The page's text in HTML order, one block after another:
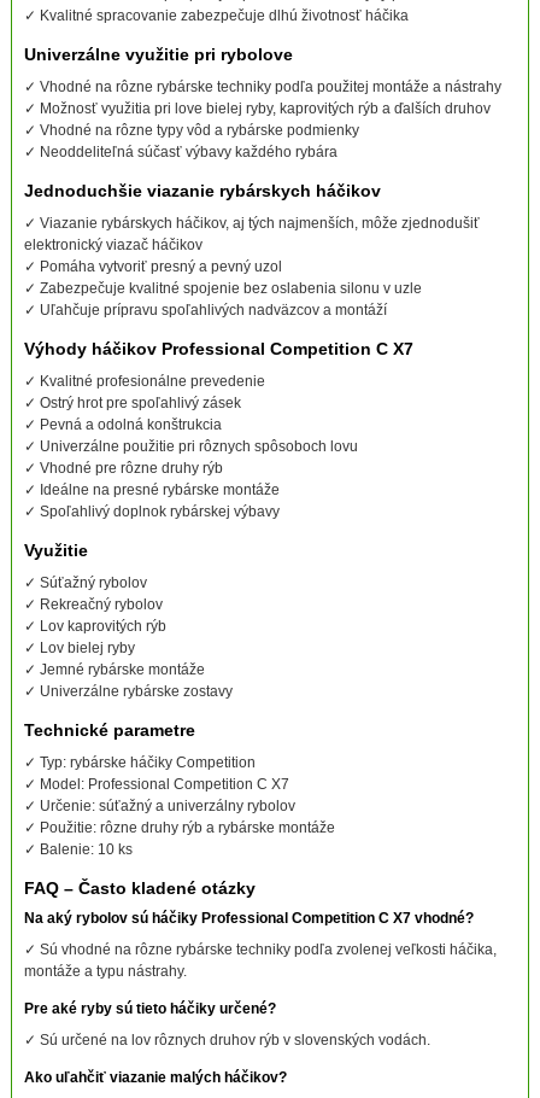
✓ Kvalitné spracovanie zabezpečuje dlhú životnosť háčika
Univerzálne využitie pri rybolove
✓ Vhodné na rôzne rybárske techniky podľa použitej montáže a nástrahy
✓ Možnosť využitia pri love bielej ryby, kaprovitých rýb a ďalších druhov
✓ Vhodné na rôzne typy vôd a rybárske podmienky
✓ Neoddeliteľná súčasť výbavy každého rybára
Jednoduchšie viazanie rybárskych háčikov
✓ Viazanie rybárskych háčikov, aj tých najmenších, môže zjednodušiť
elektronický viazač háčikov
✓ Pomáha vytvoriť presný a pevný uzol
✓ Zabezpečuje kvalitné spojenie bez oslabenia silonu v uzle
✓ Uľahčuje prípravu spoľahlivých nadväzcov a montáží
Výhody háčikov Professional Competition C X7
✓ Kvalitné profesionálne prevedenie
✓ Ostrý hrot pre spoľahlivý zásek
✓ Pevná a odolná konštrukcia
✓ Univerzálne použitie pri rôznych spôsoboch lovu
✓ Vhodné pre rôzne druhy rýb
✓ Ideálne na presné rybárske montáže
✓ Spoľahlivý doplnok rybárskej výbavy
Využitie
✓ Súťažný rybolov
✓ Rekreačný rybolov
✓ Lov kaprovitých rýb
✓ Lov bielej ryby
✓ Jemné rybárske montáže
✓ Univerzálne rybárske zostavy
Technické parametre
✓ Typ: rybárske háčiky Competition
✓ Model: Professional Competition C X7
✓ Určenie: súťažný a univerzálny rybolov
✓ Použitie: rôzne druhy rýb a rybárske montáže
✓ Balenie: 10 ks
FAQ – Často kladené otázky
Na aký rybolov sú háčiky Professional Competition C X7 vhodné?
✓ Sú vhodné na rôzne rybárske techniky podľa zvolenej veľkosti háčika,
montáže a typu nástrahy.
Pre aké ryby sú tieto háčiky určené?
✓ Sú určené na lov rôznych druhov rýb v slovenských vodách.
Ako uľahčiť viazanie malých háčikov?